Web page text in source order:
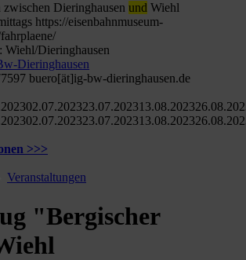
Dieringhausen und Wiehl
https://eisenbahnmuseum-
Wiehl/Dieringhausen
Dieringhausen
buero[ät]ig-bw-dieringhausen.de
>>>
Veranstaltungen
"Bergischer